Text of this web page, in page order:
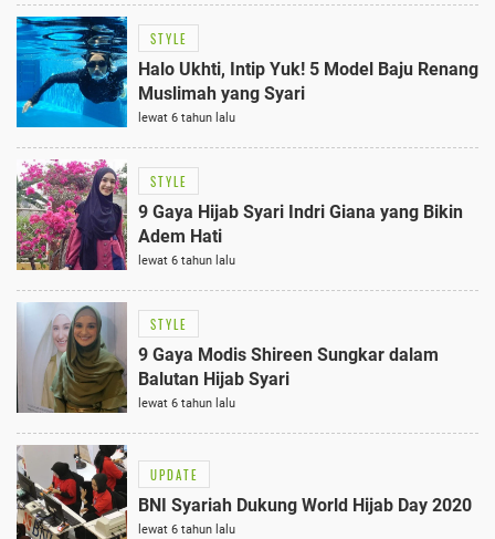
STYLE
Halo Ukhti, Intip Yuk! 5 Model Baju Renang
Muslimah yang Syari
lewat 6 tahun lalu
STYLE
9 Gaya Hijab Syari Indri Giana yang Bikin
Adem Hati
lewat 6 tahun lalu
STYLE
9 Gaya Modis Shireen Sungkar dalam
Balutan Hijab Syari
lewat 6 tahun lalu
UPDATE
BNI Syariah Dukung World Hijab Day 2020
lewat 6 tahun lalu